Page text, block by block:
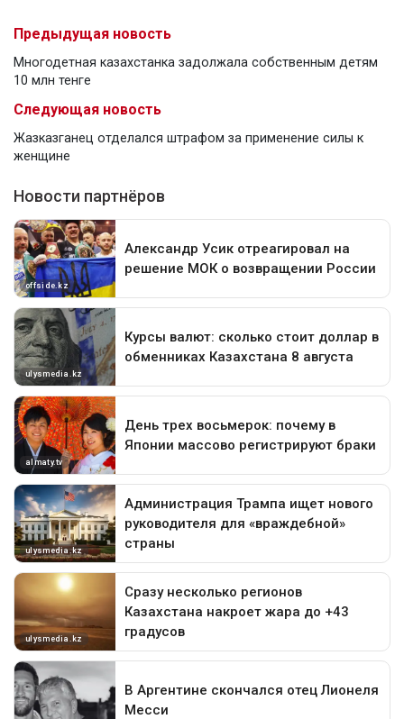
Предыдущая новость
Многодетная казахстанка задолжала собственным детям
10 млн тенге
Следующая новость
Жазказганец отделался штрафом за применение силы к
женщине